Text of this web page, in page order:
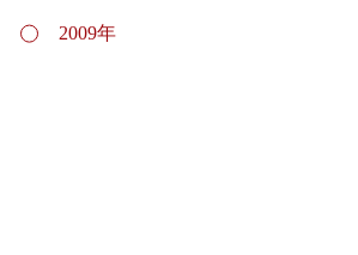
2009年